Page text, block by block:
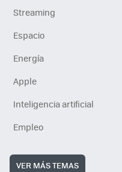
Streaming
Espacio
Energía
Apple
Inteligencia artificial
Empleo
VER MÁS TEMAS